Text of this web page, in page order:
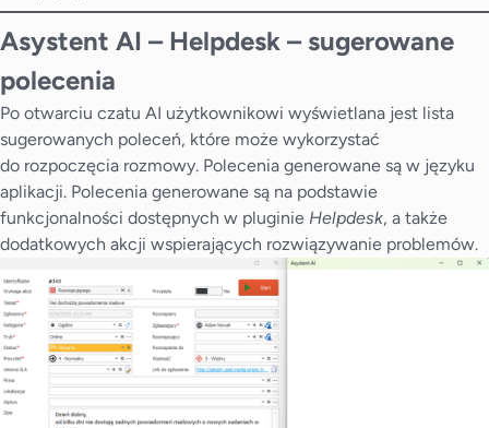
Asystent AI – Helpdesk – sugerowane
polecenia
Po otwarciu czatu AI użytkownikowi wyświetlana jest lista
sugerowanych poleceń, które może wykorzystać
do rozpoczęcia rozmowy. Polecenia generowane są w języku
aplikacji. Polecenia generowane są na podstawie
funkcjonalności dostępnych w pluginie Helpdesk, a także
dodatkowych akcji wspierających rozwiązywanie problemów.